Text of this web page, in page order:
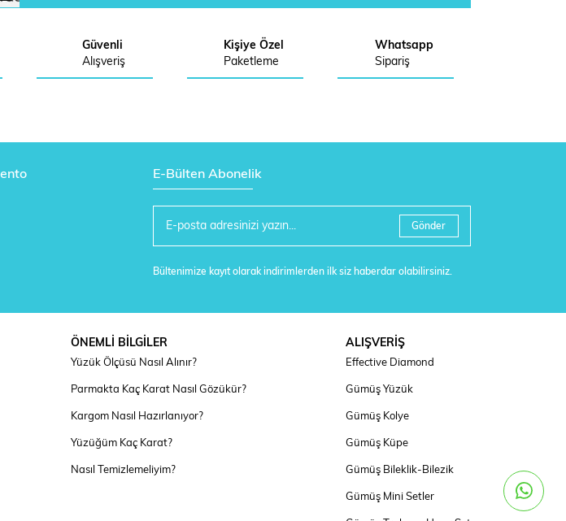
Güvenli
Alışveriş
Kişiye Özel
Paketleme
Whatsapp
Sipariş
E-Bülten Abonelik
Gönder
Bültenimize kayıt olarak indirimlerden ilk siz haberdar olabilirsiniz.
ÖNEMLİ BİLGİLER
Yüzük Ölçüsü Nasıl Alınır?
Parmakta Kaç Karat Nasıl Gözükür?
Kargom Nasıl Hazırlanıyor?
Yüzüğüm Kaç Karat?
Nasıl Temizlemeliyim?
ALIŞVERİŞ
Effective Diamond
Gümüş Yüzük
Gümüş Kolye
Gümüş Küpe
Gümüş Bileklik-Bilezik
Gümüş Mini Setler